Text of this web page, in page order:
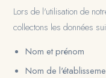
Lors de l'utilisation de
collectons les données
Nom et prénom
Nom de